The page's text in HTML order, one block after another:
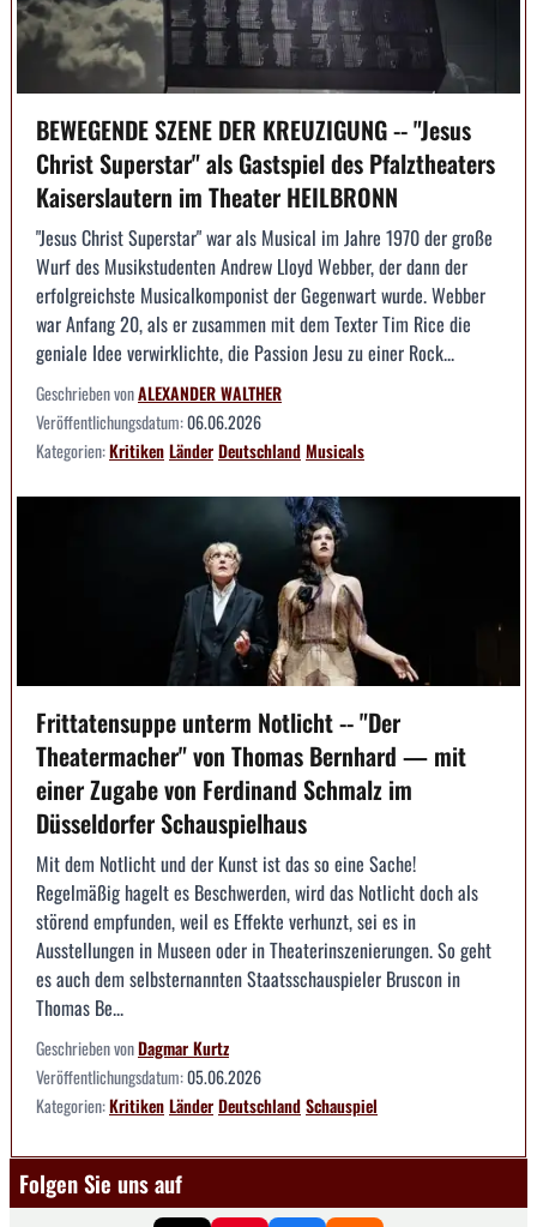
BEWEGENDE SZENE DER KREUZIGUNG -- "Jesus
Christ Superstar" als Gastspiel des Pfalztheaters
Kaiserslautern im Theater HEILBRONN
"Jesus Christ Superstar" war als Musical im Jahre 1970 der große
Wurf des Musikstudenten Andrew Lloyd Webber, der dann der
erfolgreichste Musicalkomponist der Gegenwart wurde. Webber
war Anfang 20, als er zusammen mit dem Texter Tim Rice die
geniale Idee verwirklichte, die Passion Jesu zu einer Rock...
Geschrieben vonALEXANDER WALTHER
Veröffentlichungsdatum:06.06.2026
Kategorien:KritikenLänderDeutschlandMusicals
Frittatensuppe unterm Notlicht -- "Der
Theatermacher" von Thomas Bernhard — mit
einer Zugabe von Ferdinand Schmalz im
Düsseldorfer Schauspielhaus
Mit dem Notlicht und der Kunst ist das so eine Sache!
Regelmäßig hagelt es Beschwerden, wird das Notlicht doch als
störend empfunden, weil es Effekte verhunzt, sei es in
Ausstellungen in Museen oder in Theaterinszenierungen. So geht
es auch dem selbsternannten Staatsschauspieler Bruscon in
Thomas Be...
Geschrieben vonDagmar Kurtz
Veröffentlichungsdatum:05.06.2026
Kategorien:KritikenLänderDeutschlandSchauspiel
Folgen Sie uns auf